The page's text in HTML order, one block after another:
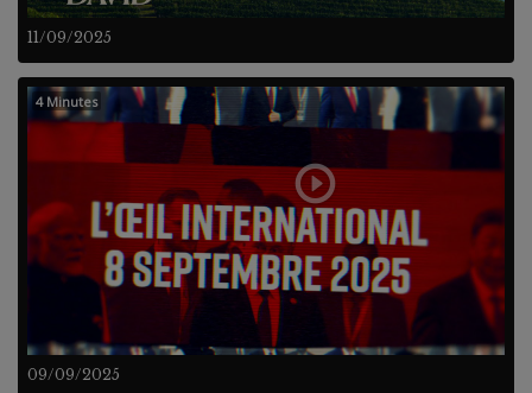
11/09/2025
09/09/2025
4 Minutes